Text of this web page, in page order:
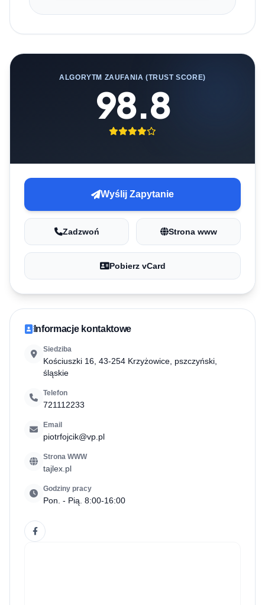
ALGORYTM ZAUFANIA (TRUST SCORE)
98.8
Wyślij Zapytanie
Zadzwoń Strona www
Pobierz vCard
Informacje kontaktowe
Siedziba
Kościuszki 16, 43-254 Krzyżowice, pszczyński,
śląskie
Telefon
721112233
Email
piotrfojcik@vp.pl
Strona WWW
tajlex.pl
Godziny pracy
Pon. - Pią. 8:00-16:00